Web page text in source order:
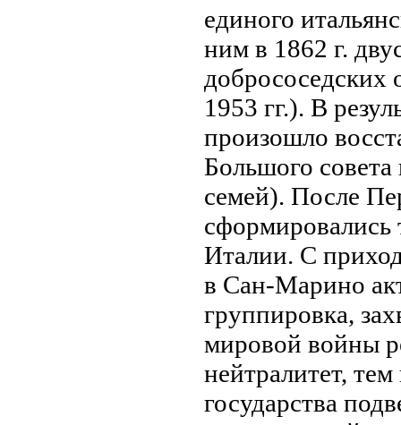
единого
ним в 1862 г.
добрососедских
1953 гг.). В
произошло
Большого
семей). После
сформировались
Италии. С
в Сан-Марино
группировка,
мировой войны
нейтралитет,
государства